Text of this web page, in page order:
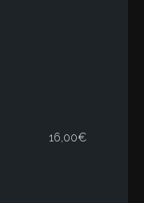
16,00€Rango